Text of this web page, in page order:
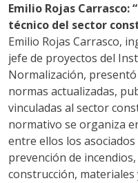
Emilio Rojas Carrasco:
técnico del sector
Emilio Rojas Carrasco,
jefe de proyectos del
Normalización,
normas actualizadas,
vinculadas al sector
normativo se organiza
entre ellos los
prevención de
construcción, materiales